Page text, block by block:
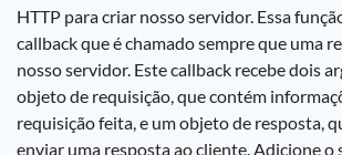
HTTP para criar nosso servidor. Essa
callback que é chamado sempre que uma
nosso servidor. Este callback recebe dois
objeto de requisição, que contém
requisição feita, e um objeto de resposta,
enviar uma resposta ao cliente. Adicione o